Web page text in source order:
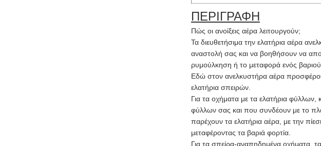
ΠΕΡΙΓΡΑΦΗ
Πώς οι ανοίξεις αέρα λειτουργούν;
Τα διευθετήσιμα την ελατήρια αέρα
αναστολή σας και να βοηθήσουν να
ρυμούλκηση ή το μεταφορά ενός βαριού
Εδώ στον ανελκυστήρα αέρα
ελατήρια σπειρών.
Για τα οχήματα με τα ελατήρια
φύλλων σας και που συνδέουν με το
παρέχουν τα ελατήρια αέρα, με την
μεταφέροντας τα βαριά φορτία.
Για τα σπείρα-αναπηδημένα οχήματα,